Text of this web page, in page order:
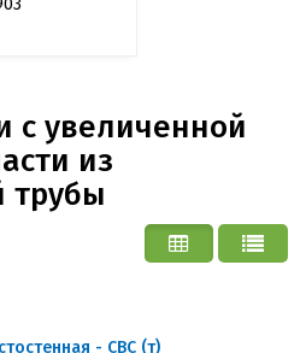
с увеличенной
из
трубы
- СВС (т)